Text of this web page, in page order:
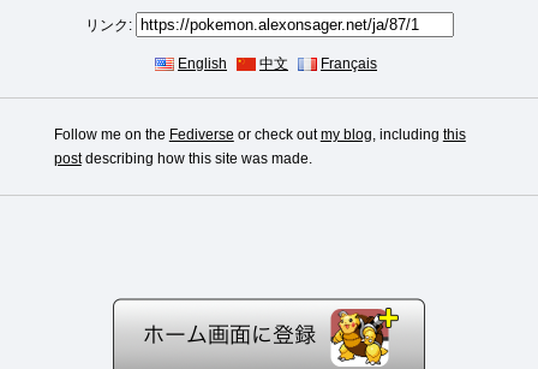
リンク:
English 中文 Français
Follow me on the Fediverse or check outmy blog, including this
postdescribing how this site was made.